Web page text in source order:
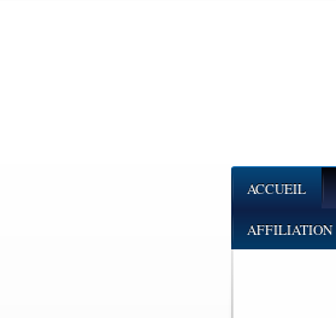
ACCUEIL
AFFILIATION